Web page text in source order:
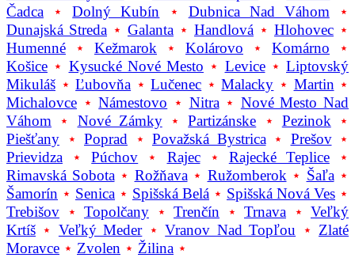
Čadca ⋆Dolný Kubín ⋆ Dubnica Nad Váhom ⋆
Dunajská Streda ⋆ Galanta ⋆ Handlová ⋆ Hlohovec ⋆
Humenné ⋆ Kežmarok ⋆ Kolárovo ⋆ Komárno ⋆
Košice ⋆ Kysucké Nové Mesto ⋆ Levice⋆ Liptovský
Mikuláš ⋆Ľubovňa ⋆Lučenec ⋆Malacky ⋆ Martin ⋆
Michalovce ⋆Námestovo ⋆ Nitra⋆ Nové Mesto Nad
Váhom ⋆ Nové Zámky⋆Partizánske ⋆ Pezinok ⋆
Piešťany ⋆ Poprad ⋆ Považská Bystrica⋆ Prešov⋆
Prievidza ⋆Púchov ⋆ Rajec⋆ Rajecké Teplice⋆
Rimavská Sobota⋆ Rožňava⋆ Ružomberok ⋆ Šaľa⋆
Šamorín ⋆ Senica ⋆ Spišská Belá ⋆ Spišská Nová Ves ⋆
Trebišov ⋆ Topolčany ⋆ Trenčín ⋆ Trnava ⋆ Veľký
Krtíš ⋆ Veľký Meder⋆Vranov Nad Topľou ⋆ Zlaté
Moravce ⋆ Zvolen ⋆ Žilina ⋆